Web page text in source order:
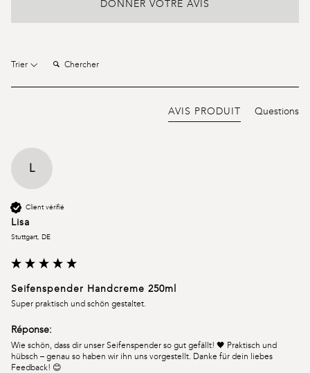
DONNER VOTRE AVIS
Trier
AVIS PRODUIT Questions
L
Client vérifié
Lisa
Stuttgart, DE
Seifenspender Handcreme 250ml
Super praktisch und schön gestaltet.
Réponse:
Wie schön, dass dir unser Seifenspender so gut gefällt! 🖤 Praktisch und
hübsch – genau so haben wir ihn uns vorgestellt. Danke für dein liebes
Feedback! 😊